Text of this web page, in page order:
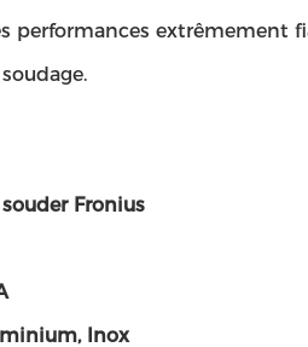
performances extrêmement
Fronius
Inox